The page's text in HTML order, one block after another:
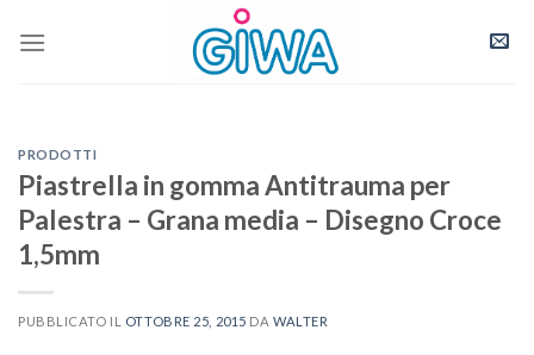
PRODOTTI
Piastrella in gomma Antitrauma per
Palestra – Grana media – Disegno Croce
1,5mm
PUBBLICATO IL OTTOBRE 25, 2015 DAWALTER